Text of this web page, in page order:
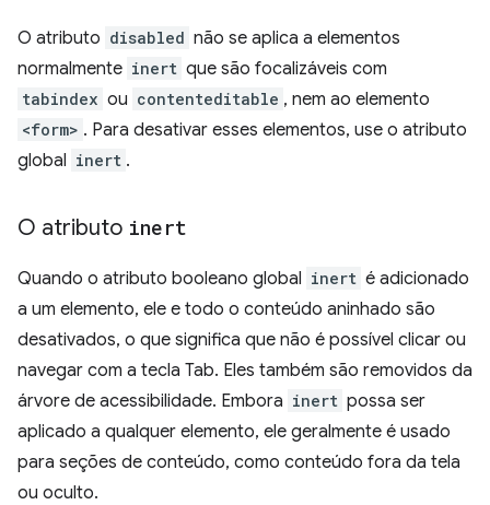
O atributo disabled não se aplica a elementos
normalmente inert que são focalizáveis com
tabindex ou contenteditable , nem ao elemento
<form> . Para desativar esses elementos, use o atributo
global inert .
O atributo inert
Quando o atributo booleano global inert é adicionado
a um elemento, ele e todo o conteúdo aninhado são
desativados, o que significa que não é possível clicar ou
navegar com a tecla Tab. Eles também são removidos da
árvore de acessibilidade. Embora inert possa ser
aplicado a qualquer elemento, ele geralmente é usado
para seções de conteúdo, como conteúdo fora da tela
ou oculto.